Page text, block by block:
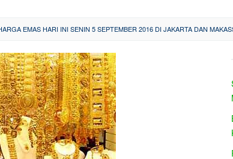
EMAS HARI INI SENIN 5 SEPTEMBER 2016 DI JAKARTA DAN